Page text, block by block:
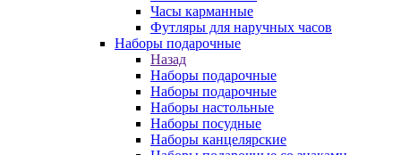
Часы карманные
Футляры для наручных часов
Наборы подарочные
Назад
Наборы подарочные
Наборы подарочные
Наборы настольные
Наборы посудные
Наборы канцелярские